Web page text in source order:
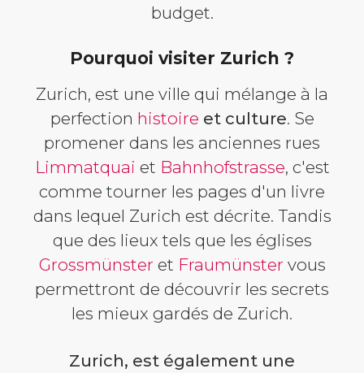
budget.
Pourquoi visiter Zurich ?
Zurich, est une ville qui mélange à la
perfection histoire et culture. Se
promener dans les anciennes rues
Limmatquai et Bahnhofstrasse, c'est
comme tourner les pages d'un livre
dans lequel Zurich est décrite. Tandis
que des lieux tels que les églises
Grossmünster et Fraumünster vous
permettront de découvrir les secrets
les mieux gardés de Zurich.
Zurich, est également une